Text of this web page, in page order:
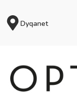
Dyqanet